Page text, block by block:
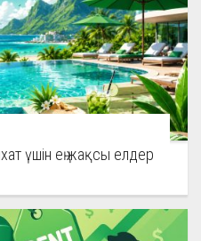
үшін ең жақсы елдер